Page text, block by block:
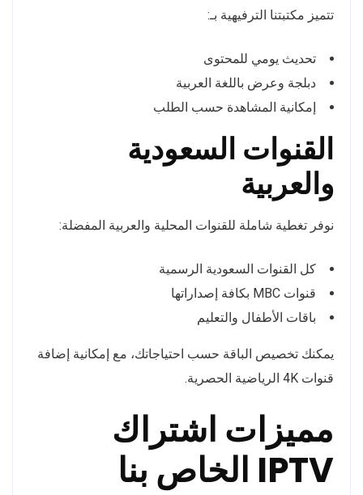
تتميز مكتبتنا الترفيهية بـ:
تحديث يومي للمحتوى
دبلجة وعرض باللغة العربية
إمكانية المشاهدة حسب الطلب
القنوات السعودية
والعربية
نوفر تغطية شاملة للقنوات المحلية والعربية المفضلة:
كل القنوات السعودية الرسمية
قنوات MBC بكافة إصداراتها
باقات الأطفال والتعليم
يمكنك تخصيص الباقة حسب احتياجاتك، مع إمكانية إضافة
قنوات 4K الرياضية الحصرية.
مميزات اشتراك
IPTV الخاص بنا